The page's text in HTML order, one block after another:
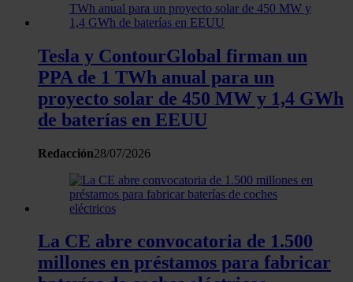
Tesla y ContourGlobal firman un
PPA de 1 TWh anual para un
proyecto solar de 450 MW y 1,4 GWh
de baterías en EEUU
Redacción28/07/2026
La CE abre convocatoria de 1.500
millones en préstamos para fabricar